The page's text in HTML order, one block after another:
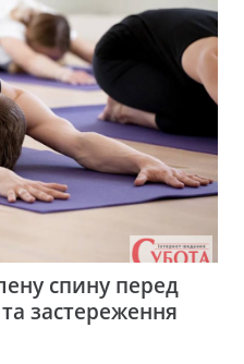
спину перед
застереження